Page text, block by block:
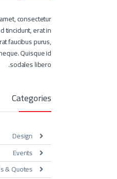
consectetur
tincidunt, erat in
faucibus purus,
Quisque id
sodales libero.
Categories
Design
Events
& Quotes